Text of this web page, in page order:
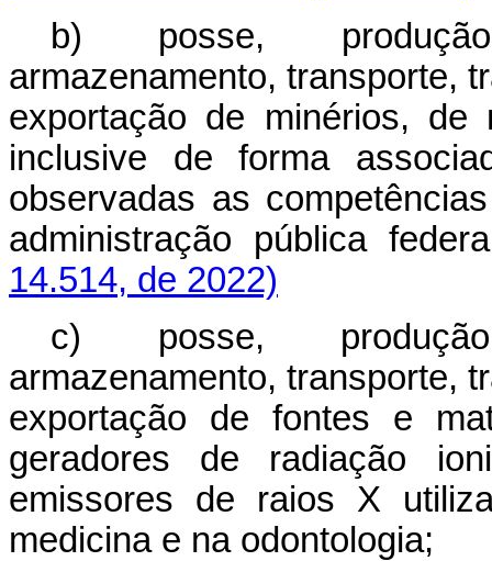
b) posse,
armazenamento, transporte,
exportação de minérios, de
inclusive de forma
observadas as
administração pública
14.514, de 2022)
c) posse,
armazenamento, transporte,
exportação de fontes e
geradores de radiação
emissores de raios X
medicina e na odontologia;